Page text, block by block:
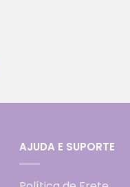
AJUDA E SUPORTE